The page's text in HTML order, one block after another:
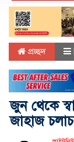
প্রচ্ছদ
জুন থেকে
জাহাজ